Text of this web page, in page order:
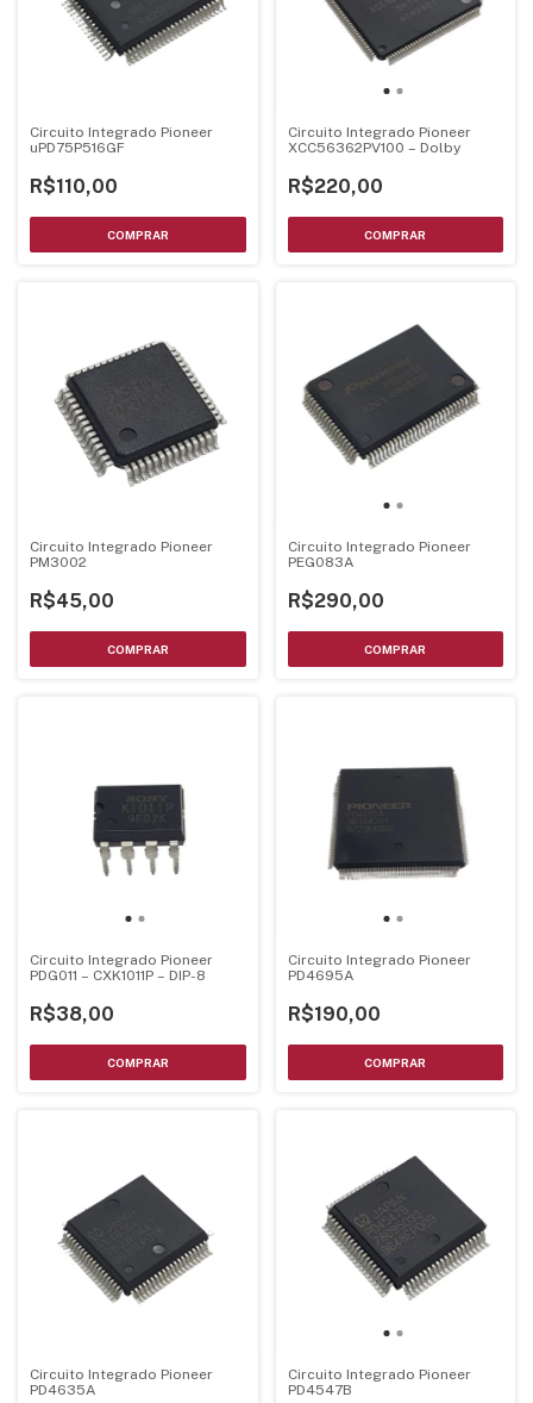
Circuito Integrado Pioneer
uPD75P516GF
R$110,00
Circuito Integrado Pioneer
XCC56362PV100 – Dolby
R$220,00
Circuito Integrado Pioneer
PM3002
R$45,00
Circuito Integrado Pioneer
PEG083A
R$290,00
Circuito Integrado Pioneer
PDG011 – CXK1011P – DIP-8
R$38,00
Circuito Integrado Pioneer
PD4695A
R$190,00
Circuito Integrado Pioneer
PD4635A
Circuito Integrado Pioneer
PD4547B